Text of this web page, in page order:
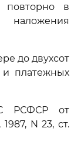
повторно в
до двухсот
платежных
РСФСР от
N 23, ст.